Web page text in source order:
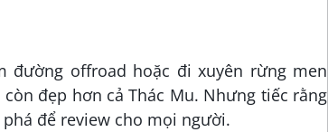
đường offroad hoặc đi xuyên rừng men
đẹp hơn cả Thác Mu. Nhưng tiếc rằng
để review cho mọi người.